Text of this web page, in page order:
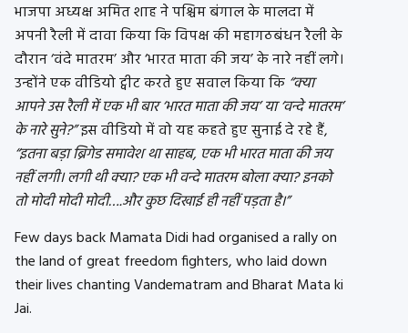
भाजपा अध्यक्ष अमित शाह ने पश्चिम बंगाल के मालदा में
अपनी रैली में दावा किया कि विपक्ष की महागठबंधन रैली के
दौरान ‘वंदे मातरम’ और ‘भारत माता की जय’ के नारे नहीं लगे।
उन्होंने एक वीडियो ट्वीट करते हुए सवाल किया कि “क्या
आपने उस रैली में एक भी बार ‘भारत माता की जय’ या ‘वन्दे मातरम’
के नारे सुने?”इस वीडियो में वो यह कहते हुए सुनाई दे रहे हैं,
“इतना बड़ा ब्रिगेड समावेश था साहब, एक भी भारत माता की जय
नहीं लगी। लगी थी क्या? एक भी वन्दे मातरम बोला क्या? इनको
तो मोदी मोदी मोदी….और कुछ दिखाई ही नहीं पड़ता है।”
Few days back Mamata Didi had organised a rally on
the land of great freedom fighters, who laid down
their lives chanting Vandematram and Bharat Mata ki
Jai.